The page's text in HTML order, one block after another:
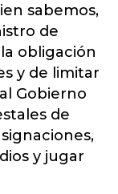
sabemos,
de
obligación
y de limitar
Gobierno
de
y jugar